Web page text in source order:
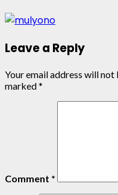
Leave a Reply
Your email address will not
marked*
Comment *